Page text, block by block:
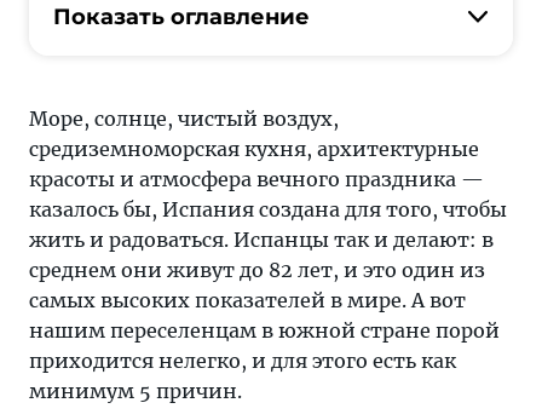
чистый
архитектурные
красоты
и
вечного
праздника —
Испания
создана
Показать оглавление
Море, солнце, чистый воздух,
средиземноморская кухня, архитектурные
красоты и атмосфера вечного праздника —
казалось бы, Испания создана для того, чтобы
жить и радоваться. Испанцы так и делают: в
среднем они живут до 82 лет, и это один из
самых высоких показателей в мире. А вот
нашим переселенцам в южной стране порой
приходится нелегко, и для этого есть как
минимум 5 причин.